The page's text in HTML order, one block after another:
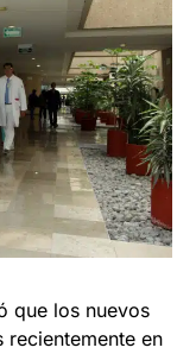
que los nuevos
recientemente en